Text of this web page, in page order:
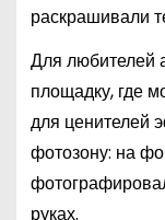
раскрашивали
Для любителей
площадку, где
для ценителей
фотозону: на
руках.